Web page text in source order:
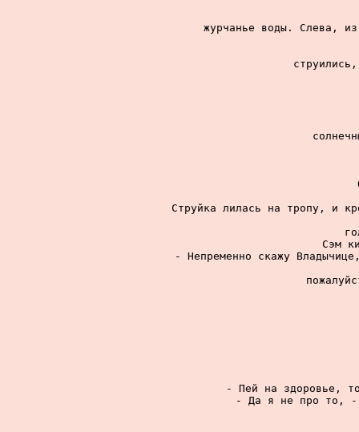
журчанье воды. Слева,
Струйка лилась на тропу, и
Сэм
- Непременно скажу
- Пей на здоровье,
- Да я не про то, -